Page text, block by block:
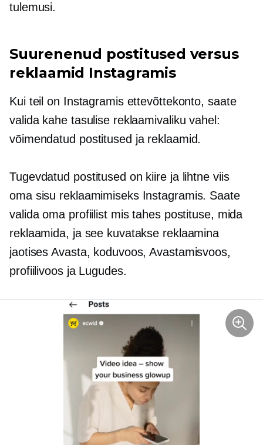
tulemusi.
Suurenenud postitused versus
reklaamid Instagramis
Kui teil on Instagramis ettevõttekonto, saate
valida kahe tasulise reklaamivaliku vahel:
võimendatud postitused ja reklaamid.
Tugevdatud postitused on kiire ja lihtne viis
oma sisu reklaamimiseks Instagramis. Saate
valida oma profiilist mis tahes postituse, mida
reklaamida, ja see kuvatakse reklaamina
jaotises Avasta, koduvoos, Avastamisvoos,
profiilivoos ja Lugudes.